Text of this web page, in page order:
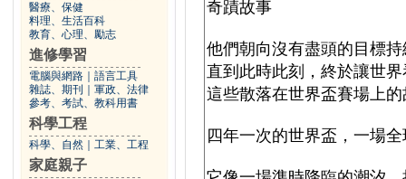
醫療、保健
料理、生活百科
教育、心理、勵志
進修學習
電腦與網路
語言工具
雜誌、期刊
軍政、法律
參考、考試、教科用書
科學工程
科學、自然 工業、工程
家庭親子